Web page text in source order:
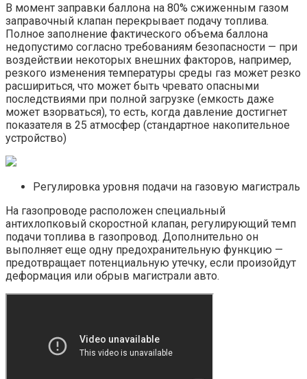
В момент заправки баллона на 80% сжиженным газом
заправочный клапан перекрывает подачу топлива.
Полное заполнение фактического объема баллона
недопустимо согласно требованиям безопасности — при
воздействии некоторых внешних факторов, например,
резкого изменения температуры среды газ может резко
расшириться, что может быть чревато опасными
последствиями при полной загрузке (емкость даже
может взорваться), то есть, когда давление достигнет
показателя в 25 атмосфер (стандартное накопительное
устройство)
Регулировка уровня подачи на газовую магистраль
На газопроводе расположен специальный
антихлопковый скоростной клапан, регулирующий темп
подачи топлива в газопровод. Дополнительно он
выполняет еще одну предохранительную функцию —
предотвращает потенциальную утечку, если произойдут
деформация или обрыв магистрали авто.